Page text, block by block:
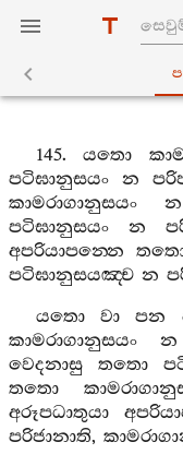
145.යතො
පටිඝානුසයං
න
කාමරාගානුසයං
න
පටිඝානුසයං
න
අපරියාපන‍්නෙ
පටිඝානුසයඤ‍්ච න
යතො
වා පන
කාමරාගානුසයං
න
වෙදනාසු
තතො
තතො
අරූපධාතුයා
පරිජානාති,